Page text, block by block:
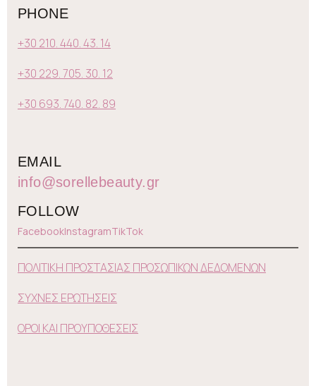
PHONE
+30 210. 440. 43. 14
+30 229. 705. 30. 12
+30 693. 740. 82. 89
EMAIL
info@sorellebeauty.gr
FOLLOW
FacebookInstagramTikTok
ΠΟΛΙΤΙΚΗ ΠΡΟΣΤΑΣΙΑΣ ΠΡΟΣΩΠΙΚΩΝ ΔΕΔΟΜΕΝΩΝ
ΣΥΧΝΕΣ ΕΡΩΤΗΣΕΙΣ
ΟΡΟΙ ΚΑΙ ΠΡΟΥΠΟΘΕΣΕΙΣ